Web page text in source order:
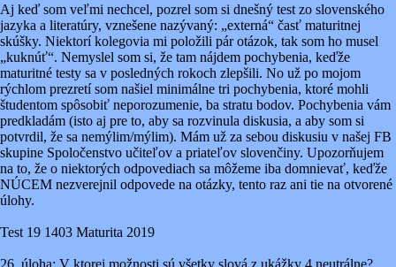
Aj keď som veľmi nechcel, pozrel som si dnešný test zo slovenského
jazyka a literatúry, vznešene nazývaný: „externá“ časť maturitnej
skúšky. Niektorí kolegovia mi položili pár otázok, tak som ho musel
„kuknúť“. Nemyslel som si, že tam nájdem pochybenia, keďže
maturitné testy sa v posledných rokoch zlepšili. No už po mojom
rýchlom prezretí som našiel minimálne tri pochybenia, ktoré mohli
študentom spôsobiť neporozumenie, ba stratu bodov. Pochybenia vám
predkladám (isto aj pre to, aby sa rozvinula diskusia, a aby som si
potvrdil, že sa nemýlim/mýlim). Mám už za sebou diskusiu v našej FB
skupine Spoločenstvo učiteľov a priateľov slovenčiny. Upozorňujem
na to, že o niektorých odpovediach sa môžeme iba domnievať, keďže
NÚCEM nezverejnil odpovede na otázky, tento raz ani tie na otvorené
úlohy.
Test 19 1403 Maturita 2019
26. úloha: V ktorej možnosti sú všetky slová z ukážky 4 neutrálne?